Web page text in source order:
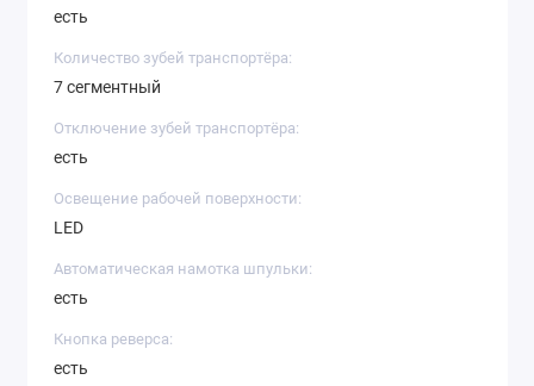
есть
Количество зубей транспортёра:
7 сегментный
Отключение зубей транспортёра:
есть
Освещение рабочей поверхности:
LED
Автоматическая намотка шпульки:
есть
Кнопка реверса:
есть